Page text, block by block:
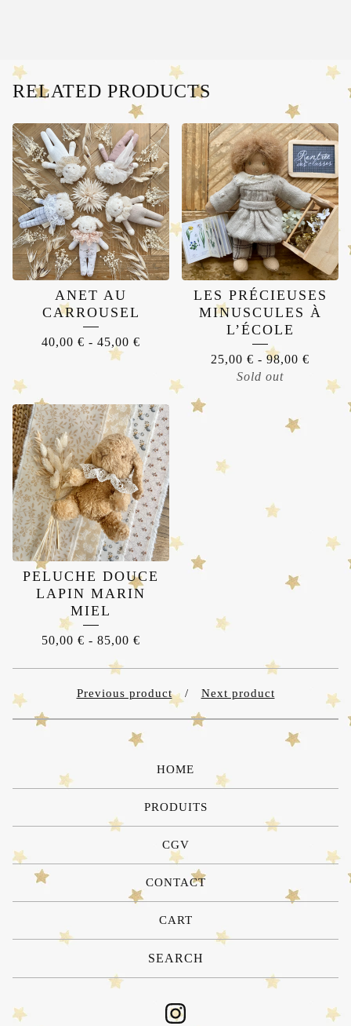
RELATED PRODUCTS
ANET AU
CARROUSEL
40,00 € - 45,00 €
LES PRÉCIEUSES
MINUSCULES À
L’ÉCOLE
25,00 € - 98,00 €
Sold out
PELUCHE DOUCE
LAPIN MARIN
MIEL
50,00 € - 85,00 €
Previous product Next product
HOME
PRODUITS
CGV
CONTACT
CART